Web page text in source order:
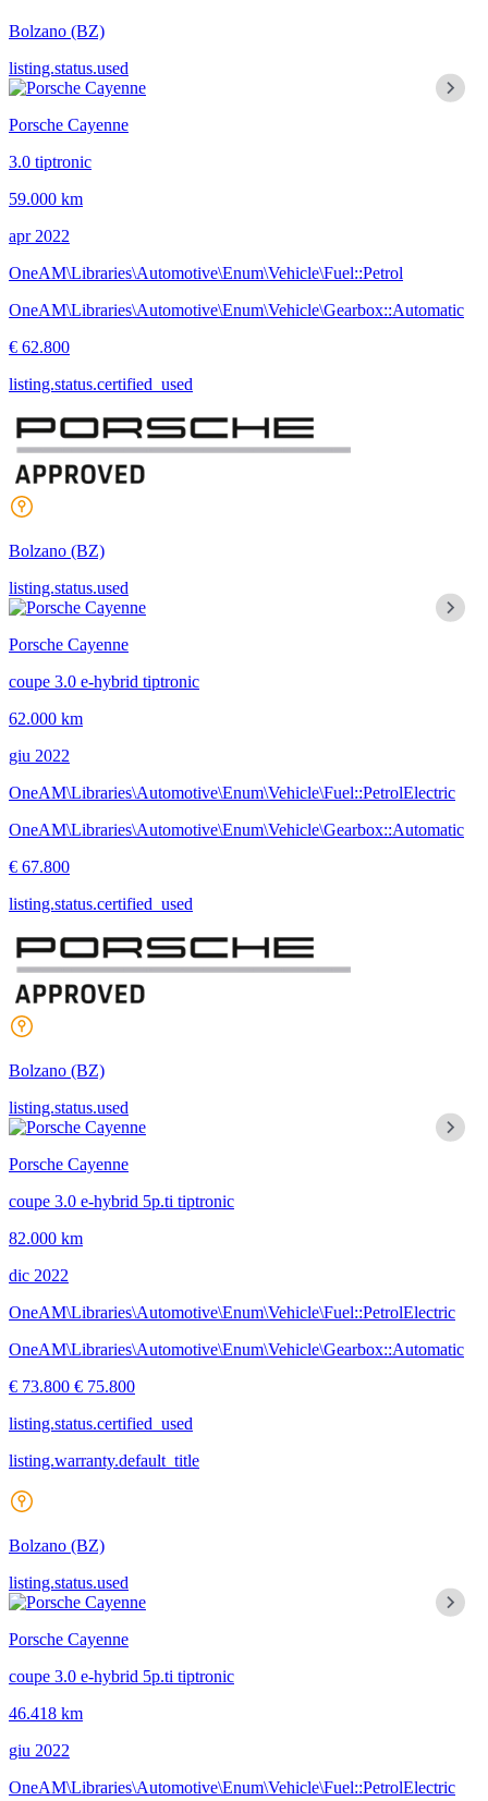
Bolzano (BZ)
listing.status.used
Porsche Cayenne
3.0 tiptronic
59.000 km
apr 2022
OneAM\Libraries\Automotive\Enum\Vehicle\Fuel::Petrol
OneAM\Libraries\Automotive\Enum\Vehicle\Gearbox::Automatic
€ 62.800
listing.status.certified_used
Bolzano (BZ)
listing.status.used
Porsche Cayenne
coupe 3.0 e-hybrid tiptronic
62.000 km
giu 2022
OneAM\Libraries\Automotive\Enum\Vehicle\Fuel::PetrolElectric
OneAM\Libraries\Automotive\Enum\Vehicle\Gearbox::Automatic
€ 67.800
listing.status.certified_used
Bolzano (BZ)
listing.status.used
Porsche Cayenne
coupe 3.0 e-hybrid 5p.ti tiptronic
82.000 km
dic 2022
OneAM\Libraries\Automotive\Enum\Vehicle\Fuel::PetrolElectric
OneAM\Libraries\Automotive\Enum\Vehicle\Gearbox::Automatic
€ 73.800 € 75.800
listing.status.certified_used
listing.warranty.default_title
Bolzano (BZ)
listing.status.used
Porsche Cayenne
coupe 3.0 e-hybrid 5p.ti tiptronic
46.418 km
giu 2022
OneAM\Libraries\Automotive\Enum\Vehicle\Fuel::PetrolElectric